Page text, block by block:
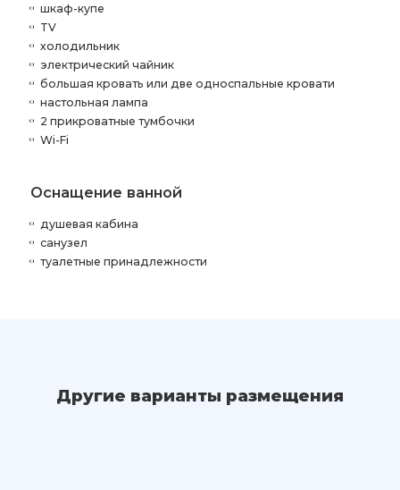
шкаф-купе
TV
холодильник
электрический чайник
большая кровать или две односпальные кровати
настольная лампа
2 прикроватные тумбочки
Wi-Fi
Оснащение ванной
душевая кабина
санузел
туалетные принадлежности
Другие варианты размещения